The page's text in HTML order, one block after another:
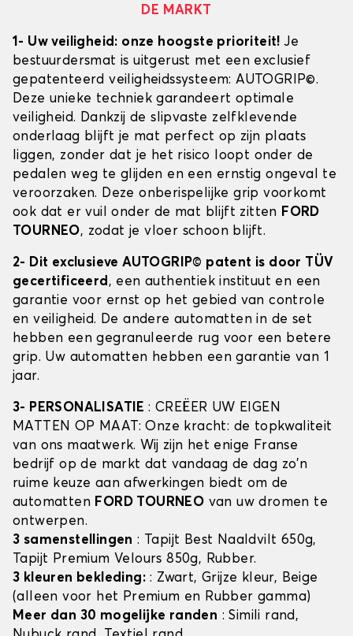
DE MARKT
1- Uw veiligheid: onze hoogste prioriteit!Je
bestuurdersmat is uitgerust met een exclusief
gepatenteerd veiligheidssysteem: AUTOGRIP©.
Deze unieke techniek garandeert optimale
veiligheid. Dankzij de slipvaste zelfklevende
onderlaag blijft je mat perfect op zijn plaats
liggen, zonder dat je het risico loopt onder de
pedalen weg te glijden en een ernstig ongeval te
veroorzaken. Deze onberispelijke grip voorkomt
ook dat er vuil onder de mat blijft zitten FORD
TOURNEO, zodat je vloer schoon blijft.
2- Dit exclusieve AUTOGRIP© patent is door TÜV
gecertificeerd, een authentiek instituut en een
garantie voor ernst op het gebied van controle
en veiligheid. De andere automatten in de set
hebben een gegranuleerde rug voor een betere
grip. Uw automatten hebben een garantie van 1
jaar.
3- PERSONALISATIE: CREËER UW EIGEN
MATTEN OP MAAT: Onze kracht: de topkwaliteit
van ons maatwerk. Wij zijn het enige Franse
bedrijf op de markt dat vandaag de dag zo'n
ruime keuze aan afwerkingen biedt om de
automatten FORD TOURNEO van uw dromen te
ontwerpen.
3 samenstellingen : Tapijt Best Naaldvilt 650g,
Tapijt Premium Velours 850g, Rubber.
3 kleuren bekleding: : Zwart, Grijze kleur, Beige
(alleen voor het Premium en Rubber gamma)
Meer dan 30 mogelijke randen : Simili rand,